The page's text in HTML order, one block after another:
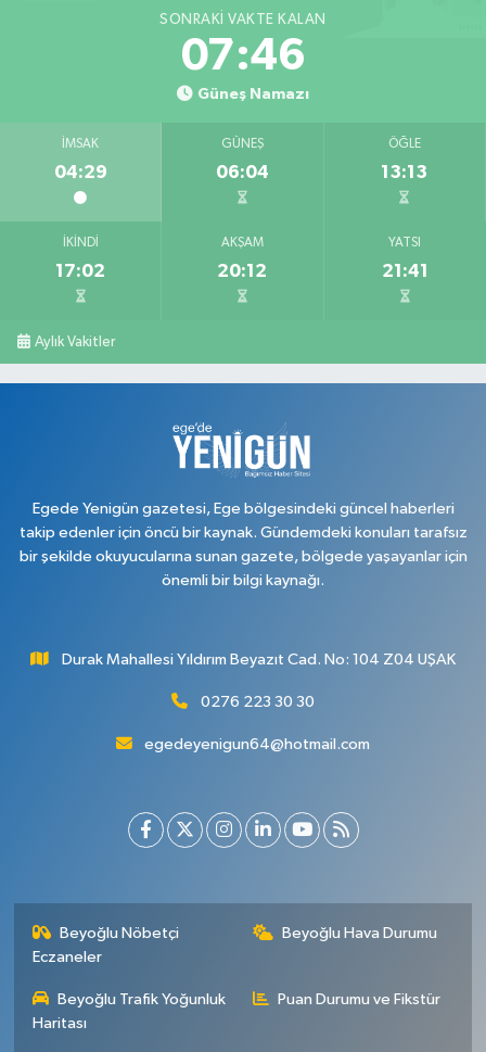
SONRAKI VAKTE KALAN
07:45
Güneş Namazı
İMSAK
04:29
GÜNEŞ
06:04
ÖĞLE
13:13
İKINDI
17:02
AKŞAM
20:12
YATSI
21:41
Aylık Vakitler
Egede Yenigün gazetesi, Ege bölgesindeki güncel haberleri
takip edenler için öncü bir kaynak. Gündemdeki konuları tarafsız
bir şekilde okuyucularına sunan gazete, bölgede yaşayanlar için
önemli bir bilgi kaynağı.
Durak Mahallesi Yıldırım Beyazıt Cad. No: 104 Z04 UŞAK
0276 223 30 30
egedeyenigun64@hotmail.com
Beyoğlu Nöbetçi
Eczaneler
Beyoğlu Hava Durumu
Beyoğlu Trafik Yoğunluk
Haritası
Puan Durumu ve Fikstür